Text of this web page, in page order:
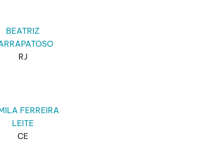
BEATRIZ
RJ
FERREIRA
LEITE
CE